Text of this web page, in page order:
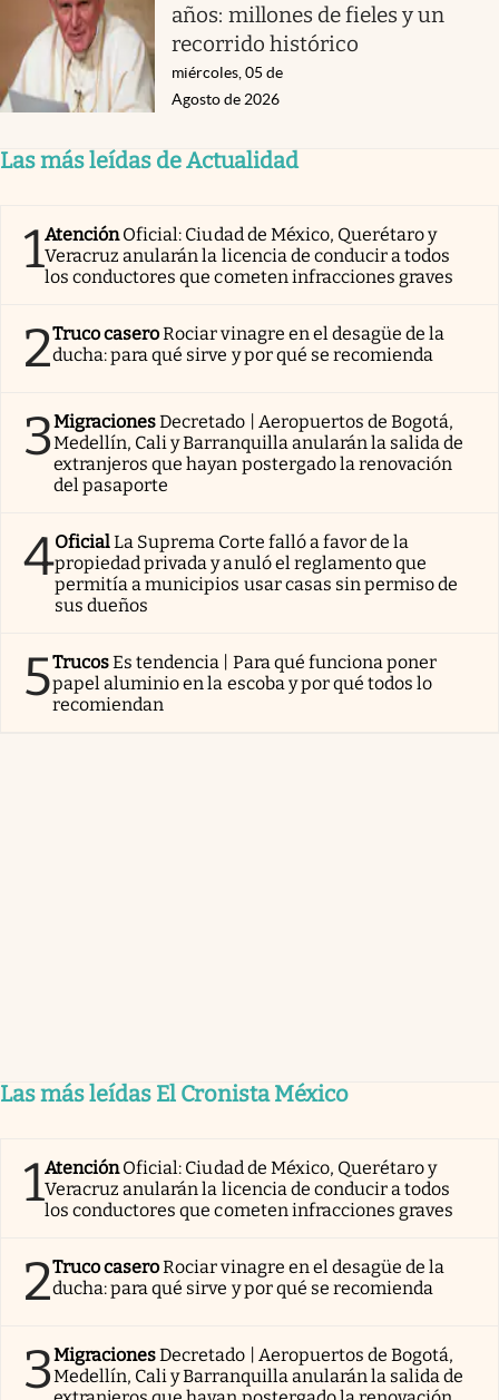
años: millones de fieles y un
recorrido histórico
miércoles, 05 de
Agosto de 2026
Las más leídas de Actualidad
1AtenciónOficial: Ciudad de México, Querétaro y
Veracruz anularán la licencia de conducir a todos
los conductores que cometen infracciones graves
2Truco caseroRociar vinagre en el desagüe de la
ducha: para qué sirve y por qué se recomienda
3MigracionesDecretado | Aeropuertos de Bogotá,
Medellín, Cali y Barranquilla anularán la salida de
extranjeros que hayan postergado la renovación
del pasaporte
4OficialLa Suprema Corte falló a favor de la
propiedad privada y anuló el reglamento que
permitía a municipios usar casas sin permiso de
sus dueños
5TrucosEs tendencia | Para qué funciona poner
papel aluminio en la escoba y por qué todos lo
recomiendan
Las más leídas El Cronista México
1AtenciónOficial: Ciudad de México, Querétaro y
Veracruz anularán la licencia de conducir a todos
los conductores que cometen infracciones graves
2Truco caseroRociar vinagre en el desagüe de la
ducha: para qué sirve y por qué se recomienda
3MigracionesDecretado | Aeropuertos de Bogotá,
Medellín, Cali y Barranquilla anularán la salida de